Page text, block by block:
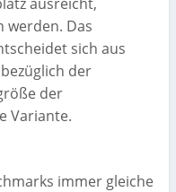
werden. Das
sich aus
der
der
Variante.
immer gleiche